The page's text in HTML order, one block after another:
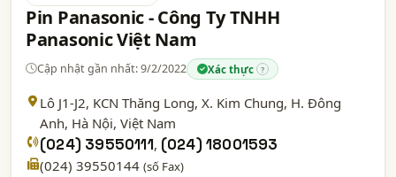
Pin Panasonic - Công Ty TNHH
Panasonic Việt Nam
Cập nhật gần nhất: 9/2/2022 Xác thực ?
Lô J1-J2, KCN Thăng Long, X. Kim Chung, H. Đông
Anh, Hà Nội, Việt Nam
(024) 39550111, (024) 18001593
(024) 39550144 (số Fax)